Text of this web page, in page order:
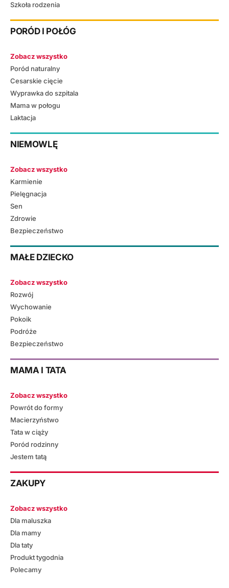
Szkoła rodzenia
PORÓD I POŁÓG
Zobacz wszystko
Poród naturalny
Cesarskie cięcie
Wyprawka do szpitala
Mama w połogu
Laktacja
NIEMOWLĘ
Zobacz wszystko
Karmienie
Pielęgnacja
Sen
Zdrowie
Bezpieczeństwo
MAŁE DZIECKO
Zobacz wszystko
Rozwój
Wychowanie
Pokoik
Podróże
Bezpieczeństwo
MAMA I TATA
Zobacz wszystko
Powrót do formy
Macierzyństwo
Tata w ciąży
Poród rodzinny
Jestem tatą
ZAKUPY
Zobacz wszystko
Dla maluszka
Dla mamy
Dla taty
Produkt tygodnia
Polecamy